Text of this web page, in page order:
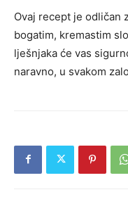
Ovaj recept je odličan
bogatim, kremastim
lješnjaka će vas
naravno, u svakom